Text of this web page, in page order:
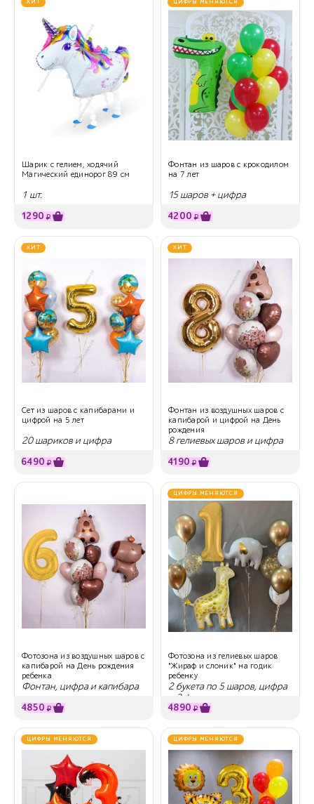
ХИТ
Шарик с гелием, ходячий
Магический единорог 89 см
1 шт.
1290 ₽
ЦИФРЫ МЕНЯЮТСЯ
Фонтан из шаров с крокодилом
на 7 лет
15 шаров + цифра
4200 ₽
ХИТ
Сет из шаров с капибарами и
цифрой на 5 лет
20 шариков и цифра
6490 ₽
ХИТ
Фонтан из воздушных шаров с
капибарой и цифрой на День
рождения
8 гелиевых шаров и цифра
4190 ₽
Фотозона из воздушных шаров с
капибарой на День рождения
ребенка
Фонтан, цифра и капибара
4850 ₽
ЦИФРЫ МЕНЯЮТСЯ
Фотозона из гелиевых шаров
"Жираф и слоник" на годик
ребенку
2 букета по 5 шаров, цифра
и 2 фигуры
4890 ₽
ЦИФРЫ МЕНЯЮТСЯ ЦИФРЫ МЕНЯЮТСЯ